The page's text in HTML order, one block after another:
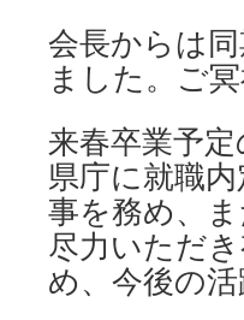
会長からは
ました。ご
来春卒業予
県庁に就職
事を務め、
尽力いただ
め、今後の